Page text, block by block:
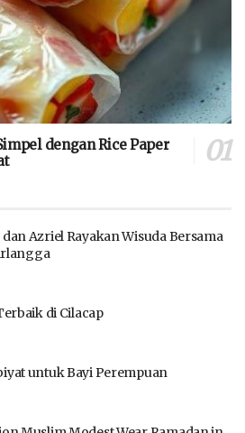
dengan Rice Paper
Azriel Rayakan Wisuda Bersama
di Cilacap
untuk Bayi Perempuan